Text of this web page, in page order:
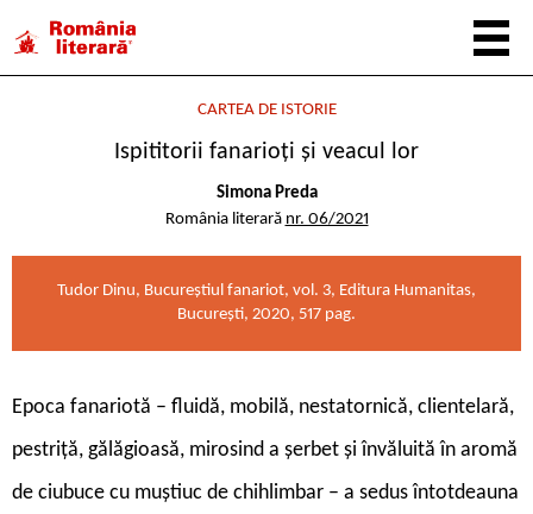
CARTEA DE ISTORIE
Ispititorii fanarioți și veacul lor
Simona Preda
România literară nr. 06/2021
Tudor Dinu, Bucureștiul fanariot, vol. 3, Editura Humanitas,
București, 2020, 517 pag.
Epoca fanariotă – fluidă, mobilă, nestatornică, clientelară,
pestriță, gălăgioasă, mirosind a șerbet și învăluită în aromă
de ciubuce cu muștiuc de chihlimbar – a sedus întotdeauna